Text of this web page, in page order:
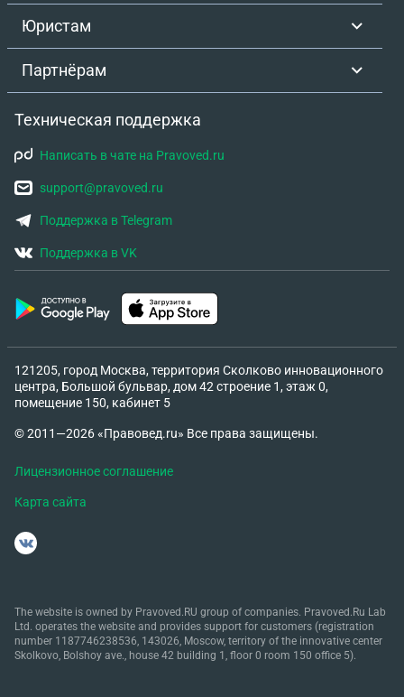
Юристам
Партнёрам
Техническая поддержка
Написать в чате на Pravoved.ru
support@pravoved.ru
Поддержка в Telegram
Поддержка в VK
121205, город Москва, территория Сколково инновационного
центра, Большой бульвар, дом 42 строение 1, этаж 0,
помещение 150, кабинет 5
© 2011—2026 «Правовед.ru» Все права защищены.
Лицензионное соглашение
Карта сайта
The website is owned by Pravoved.RU group of companies. Pravoved.Ru Lab
Ltd. operates the website and provides support for customers (registration
number 1187746238536, 143026, Moscow, territory of the innovative center
Skolkovo, Bolshoy ave., house 42 building 1, floor 0 room 150 office 5).